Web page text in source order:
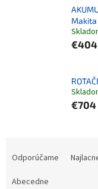
Makita
€704
Odporúčame
Abecedne